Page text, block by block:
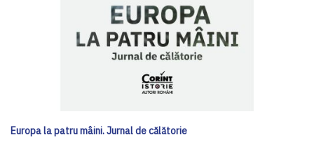
Europa la patru mâini. Jurnal de călătorie